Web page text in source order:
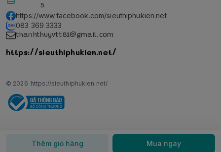
Thêm giỏ hàng Mua ngay
5
https://www.facebook.com/sieuthiphukien.net
083 369 3333
thanhthuyvtt81@gmail.com
https://sieuthiphukien.net/
© 2026 https://sieuthiphukien.net/